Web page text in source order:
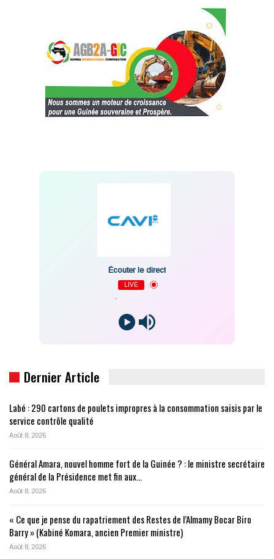
Écouter le direct
LIVE
Dernier Article
Labé : 290 cartons de poulets impropres à la consommation saisis par le
service contrôle qualité
Août 8, 2026
Général Amara, nouvel homme fort de la Guinée ? : le ministre secrétaire
général de la Présidence met fin aux…
Août 8, 2026
« Ce que je pense du rapatriement des Restes de l’Almamy Bocar Biro
Barry » (Kabiné Komara, ancien Premier ministre)
Août 8, 2026